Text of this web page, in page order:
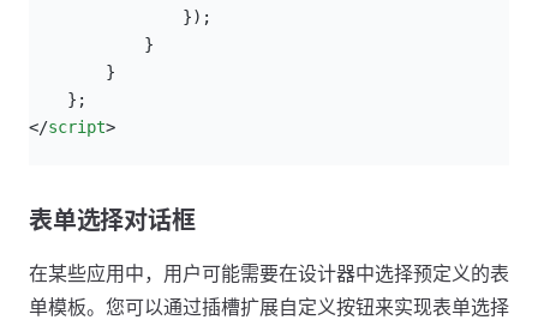
                });
            }
        }
    };
</script>
表单选择对话框
在某些应用中，用户可能需要在设计器中选择预定义的表
单模板。您可以通过插槽扩展自定义按钮来实现表单选择